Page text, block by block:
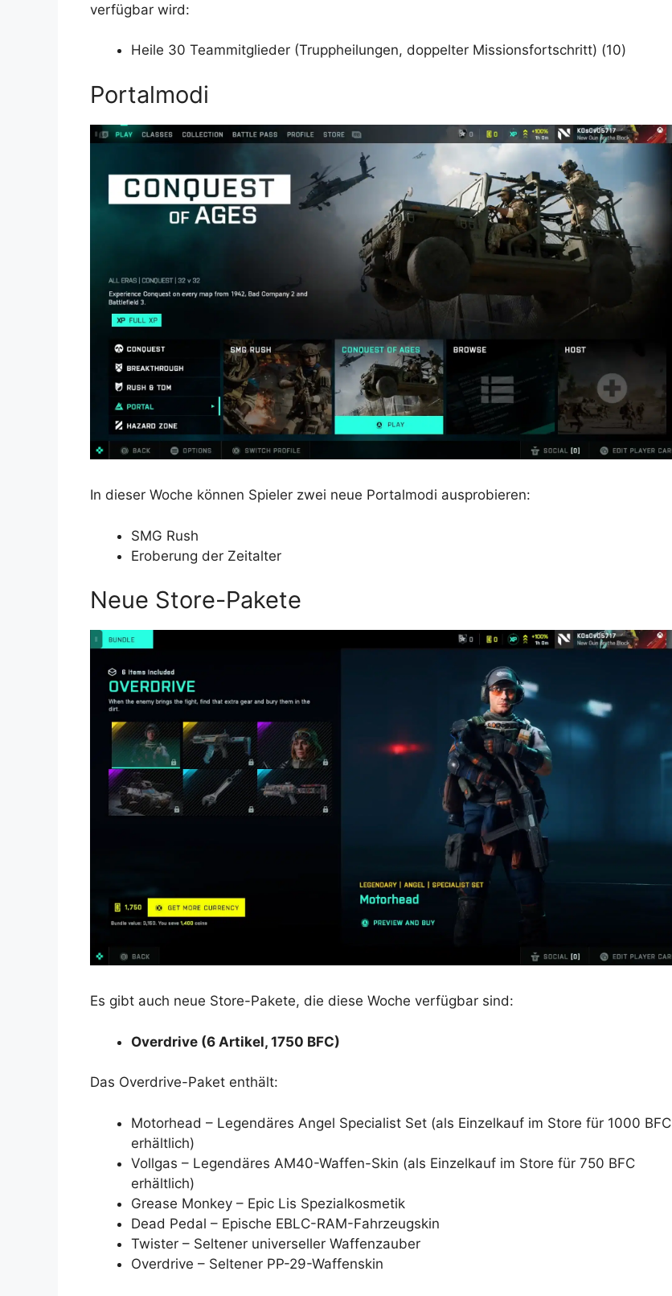
verfügbar wird:
Heile 30 Teammitglieder (Truppheilungen, doppelter Missionsfortschritt) (10)
Portalmodi
In dieser Woche können Spieler zwei neue Portalmodi ausprobieren:
SMG Rush
Eroberung der Zeitalter
Neue Store-Pakete
Es gibt auch neue Store-Pakete, die diese Woche verfügbar sind:
Overdrive (6 Artikel, 1750 BFC)
Das Overdrive-Paket enthält:
Motorhead – Legendäres Angel Specialist Set (als Einzelkauf im Store für 1000 BFC
erhältlich)
Vollgas – Legendäres AM40-Waffen-Skin (als Einzelkauf im Store für 750 BFC
erhältlich)
Grease Monkey – Epic Lis Spezialkosmetik
Dead Pedal – Epische EBLC-RAM-Fahrzeugskin
Twister – Seltener universeller Waffenzauber
Overdrive – Seltener PP-29-Waffenskin